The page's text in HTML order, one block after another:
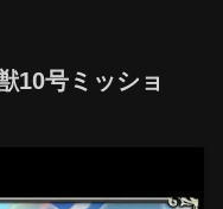
10号ミッショ